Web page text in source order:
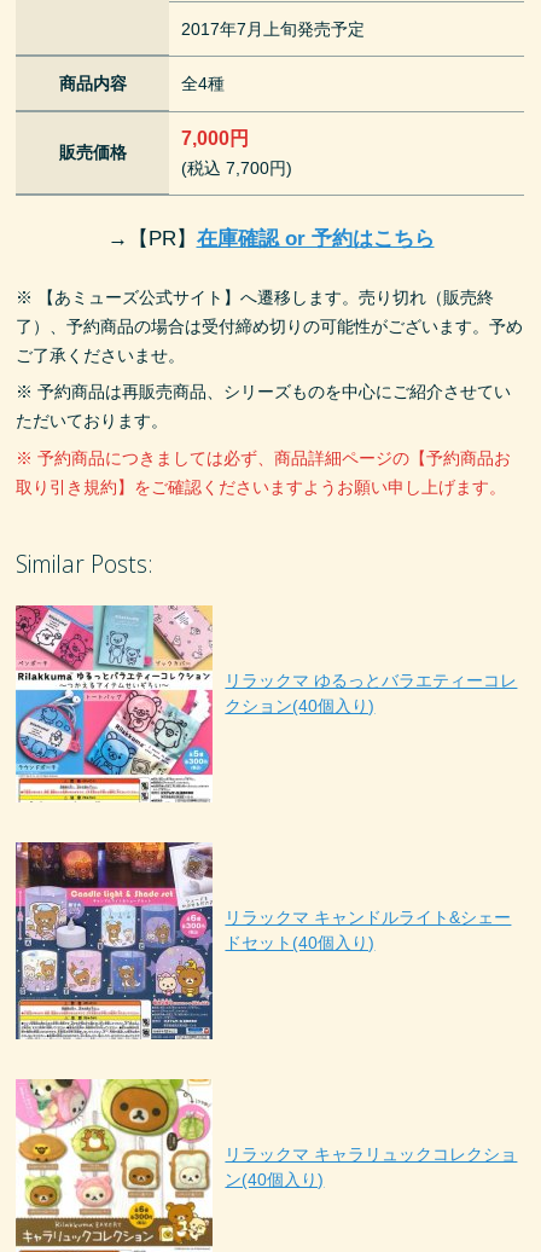
2017年7月上旬発売予定
商品内容 全4種
販売価格
7,000円
(税込 7,700円)
→ 【PR】 在庫確認 or 予約はこちら
※ 【あミューズ公式サイト】へ遷移します。売り切れ（販売終
了）、予約商品の場合は受付締め切りの可能性がございます。予め
ご了承くださいませ。
※ 予約商品は再販売商品、シリーズものを中心にご紹介させてい
ただいております。
※ 予約商品につきましては必ず、商品詳細ページの【予約商品お
取り引き規約】をご確認くださいますようお願い申し上げます。
Similar Posts:
リラックマ ゆるっとバラエティーコレ
クション(40個入り)
リラックマ キャンドルライト&シェー
ドセット(40個入り)
リラックマ キャラリュックコレクショ
ン(40個入り)